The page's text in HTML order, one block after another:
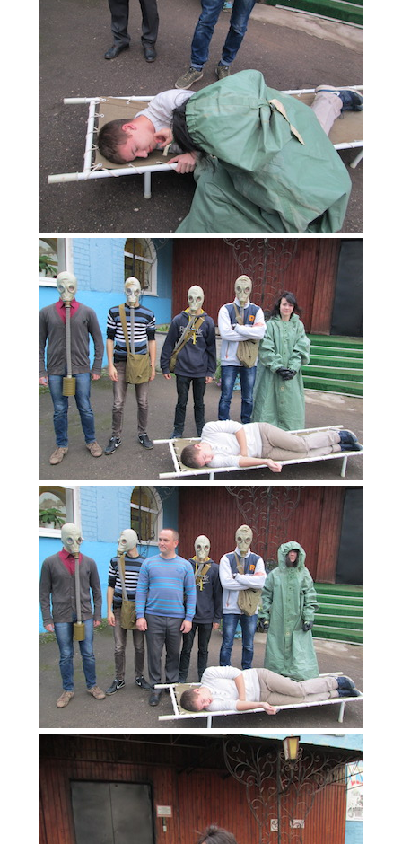
УЧЕБНАЯ РАБОТА
Расписание занятий
Заочное отделение
Локальные акты
ВОСПИТАТЕЛЬНАЯ РАБОТА
Безопасность на железной дороге
ГТО
Дополнительное образование
Информационная безопасность
Информация для детей-сирот
Памятные даты военной истории
Пожарная безопасность
Программа воспитания
Противодействие терроризму
Профилактическая работа
Работа педагога-психолога
Студенческий совет
Студенческий спортивный клуб
МЕТОДИЧЕСКАЯ РАБОТА
В помощь педагогам и мастерам ПО
ПРОЧЕЕ
История нашего техникума
Фотографии техникума
ПОЛЕЗНЫЕ ССЫЛКИ
Министерство науки и высшего образования
РФ
Главное управление по контролю за оборотом